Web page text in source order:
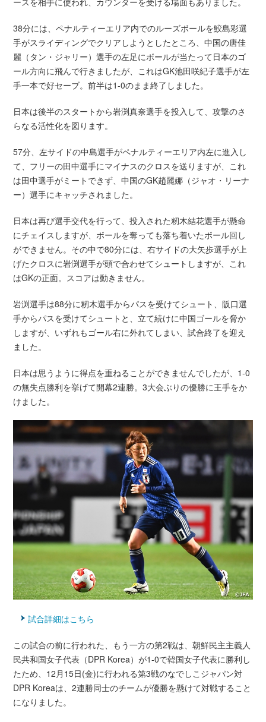
38分には、ペナルティーエリア内でのルーズボールを鮫島彩選
手がスライディングでクリアしようとしたところ、中国の唐佳
麗（タン・ジャリー）選手の左足にボールが当たって日本のゴ
ール方向に飛んで行きましたが、これはGK池田咲紀子選手が左
手一本で好セーブ。前半は1-0のまま終了しました。
日本は後半のスタートから岩渕真奈選手を投入して、攻撃のさ
らなる活性化を図ります。
57分、左サイドの中島選手がペナルティーエリア内左に進入し
て、フリーの田中選手にマイナスのクロスを送りますが、これ
は田中選手がミートできず、中国のGK趙麗娜（ジャオ・リーナ
ー）選手にキャッチされました。
日本は再び選手交代を行って、投入された籾木結花選手が懸命
にチェイスしますが、ボールを奪っても落ち着いたボール回し
ができません。その中で80分には、右サイドの大矢歩選手が上
げたクロスに岩渕選手が頭で合わせてシュートしますが、これ
はGKの正面。スコアは動きません。
岩渕選手は88分に籾木選手からパスを受けてシュート、阪口選
手からパスを受けてシュートと、立て続けに中国ゴールを脅か
しますが、いずれもゴール右に外れてしまい、試合終了を迎え
ました。
日本は思うように得点を重ねることができませんでしたが、1-0
の無失点勝利を挙げて開幕2連勝。3大会ぶりの優勝に王手をか
けました。
試合詳細はこちら
この試合の前に行われた、もう一方の第2戦は、朝鮮民主主義人
民共和国女子代表（DPR Korea）が1-0で韓国女子代表に勝利し
たため、12月15日(金)に行われる第3戦のなでしこジャパン対
DPR Koreaは、2連勝同士のチームが優勝を懸けて対戦すること
になりました。